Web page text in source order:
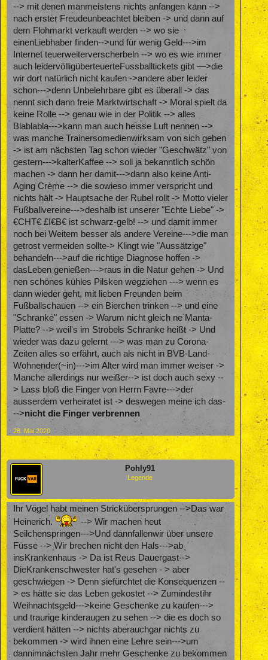
--> mit denen manmeistens nichts anfangen kann -->
nach erster Freudeunbeachtet bleiben -> und dann auf
dem Flohmarkt verkauft werden --> wo sie
einenLiebhaber finden-->und für wenig Geld--->im
Internet teuerweiterverscherbeln --> wo es wie immer
auch leidervölligüberteuerteFussballtickets gibt —>die
wir dort natürlich nicht kaufen ->andere aber leider
schon--->denn Unbelehrbare gibt es überall -> das
nennt sich dann freie Marktwirtschaft -> Moral spielt da
keine Rolle --> genau wie in der Politik --> alles
Blablabla--->kann man auch heisse Luft nennen -->
was manche Trainersomedienwirksam von sich geben
-> ist am nächsten Tag schon wieder "Geschwätz" von
gestern--->kalterKaffee --> soll ja bekanntlich schön
machen -> dann her damit--->dann also keine Anti-
Aging Crème --> die sowieso immer verspricht und
nichts hält -> Hauptsache der Rubel rollt -> Motto vieler
Fußballvereine--->deshalb ist unserer "Echte Liebe" ->
€CHT€ £I€B€ ist schwarz-gelb! --> und damit immer
noch bei Weitem besser als andere Vereine--->die man
getrost vermeiden sollte-> Klingt wie "Aussätzige"
behandeln--->auf die richtige Diagnose hoffen ->
dasLeben genießen--->raus in die Natur gehen -> Und
nen schönes kühles Pilsken wegziehen ---> wenn es
dann wieder geht, mit lieben Freunden beim
Fußballschauen --> ein Bierchen trinken --> und eine
"Schranke" essen -> Warum nicht gleich ne Manta-
Platte? --> weil's im Strobels Schranke heißt -> Und
wieder was dazu gelernt ---> was man zu Corona-
Zeiten alles so erfährt, auch als nicht in BVB-Land-
Wohnender(~in)--->im Alter wird man immer weiser ->
Manche allerdings nur weißer--> ist doch auch sexy --
> Lass bloß die Finger von Herrn Favre--->der
ausserdem verheiratet ist -> deswegen meine ich das-
-->nicht die Finger verbrennen
28. Mai 2020
Pohly91
Legende
Ihr Vögel habt meinen Strickübersprungen -->Das war
Heinerich.
--> Wir machen heut
Seilchenspringen--->Und dannfallenwir über unsere
Füsse --> Wir brechen nicht den Hals--->ab
insKrankenhaus -> Da ist Reus Dauergast-->
DieKrankenschwester hat's gesehen - > aber
geschwiegen -> Denn siefürchtet die Konsequenzen --
> es hätte sie das Leben gekostet --> Zumindestihr
Weihnachtsgeld--->keine Geschenke zu kaufen--->
und traurige kinderaugen zu sehen --> die es doch so
verdient hätten --> nichts aberauchgar nichts zu
bekommen -> wird ihnen eine Lehre sein--->um
dannimnächsten Jahr mehr Geschenke zu bekommen